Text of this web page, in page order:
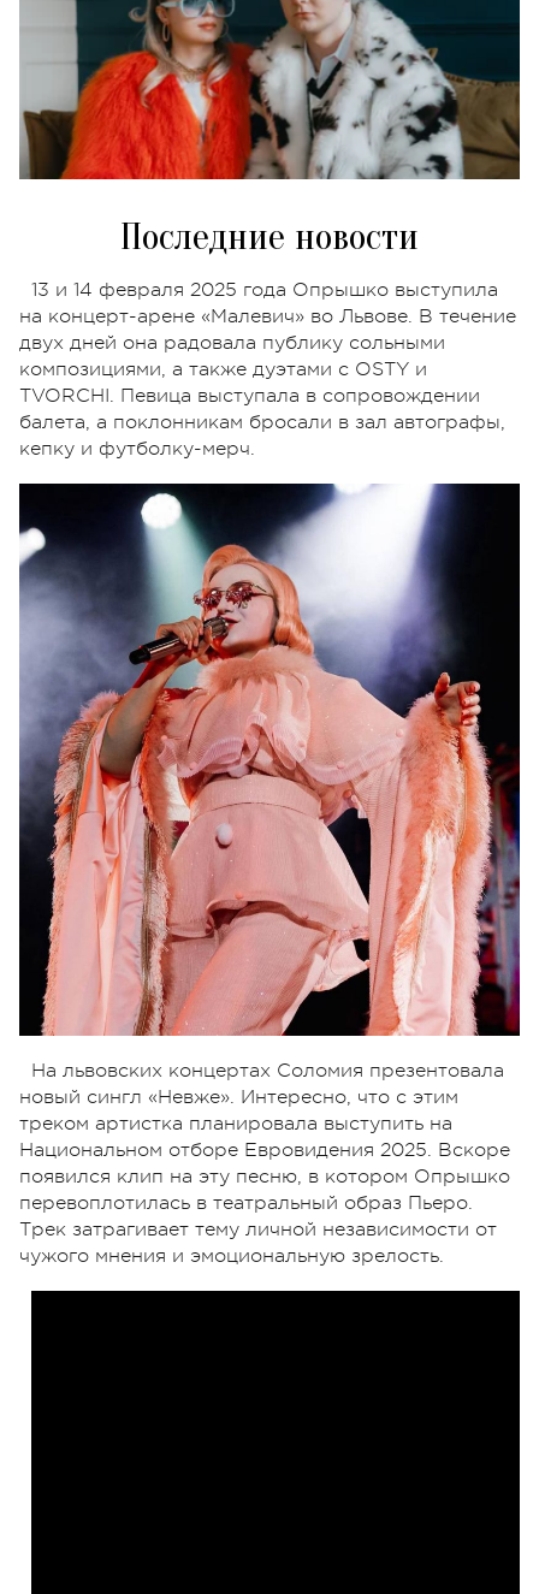
Последние новости
13 и 14 февраля 2025 года Опрышко выступила
на концерт-арене «Малевич» во Львове. В течение
двух дней она радовала публику сольными
композициями, а также дуэтами с OSTY и
TVORCHI. Певица выступала в сопровождении
балета, а поклонникам бросали в зал автографы,
кепку и футболку-мерч.
На львовских концертах Соломия презентовала
новый сингл «Невже». Интересно, что с этим
треком артистка планировала выступить на
Национальном отборе Евровидения 2025. Вскоре
появился клип на эту песню, в котором Опрышко
перевоплотилась в театральный образ Пьеро.
Трек затрагивает тему личной независимости от
чужого мнения и эмоциональную зрелость.